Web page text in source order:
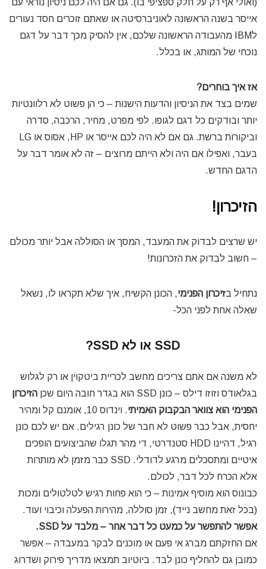
אייסר בשנה הראשונה לאוניברסיטה או שאתם זוכרים חסד נעורים
לIBM מהעבודה הראשונה שלכם, אין להסיק מכך דבר על דגם
נוכחי של המותג, או בכלל.
אז איך בוחרים?
שמים בצד את הניסיון והדעות הישנות – כי הן פשוט לא רלוונטיות
יותר ובודקים כל דגם לגופו. לפי מפרט, מחיר, הרכבה, סדרה
וביקורות ברשת. גם אם לא היה לכם אייסר או HP, אסוס או LG
בעבר, ואפילו אם היה ולא הייתם מרוצים – זה לא אומר דבר על
הדגם החדש.
הזיכרון!
יש שרצים לבדוק את המעבד, המסך או הסוללה אבל יותר מכולם
– חשוב לבדוק את הזכרונות!
נתחיל בזיכרון הפנימי, הכונן הקשיח, איך שלא תקראו לו, נשאל
שאלה אחת לפני הכל-
SSD או לא SSD?
לא משנה אם אתם צריכים מחשב לכריית ביטקוין או רק לגלוש
בגלאודס וזוזו דילס – כונן SSD הוא בגדר חובה היום שכן
הזיכרון
הפנימי הוא צוואר הבקבוק האמיתי
. וינדוס 10, אומנם קל ומהיר
יחסית, אבל כבר פשוט לא חבר של כונן רגילים. אם יש לכם כונן
רגיל, דהיינו HDD סטנדרטי, די מהר תגלו שהביצועים הופכים
איטיים ומתסכלים מרגע לדודלי. SSD כבר מזמן לא מותרות
אלא הכרח לכל דבר, לכולם.
כבונוס הוא מוסיף אמינות – כי הוא פחות רגיש לטלטולים ומכות
(בכל זאת מחשב נייד), זמן סוללה, מהירות הפעלה וכיבוי ועוד.
אפשר להתפשר על כמעט כל דבר אחר – מלבד על SSD.
אם החזקתם מברג אי פעם או מוכנים לבקר במעבדה – אפשר
כמובן גם להחליף כונן לבד. ביוטיוב תמצאו מדריך פירוק ושדרוג